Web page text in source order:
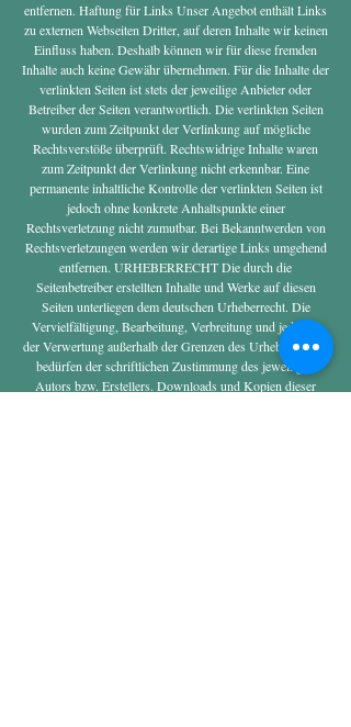
entfernen. Haftung für Links Unser Angebot enthält Links
zu externen Webseiten Dritter, auf deren Inhalte wir keinen
Einfluss haben. Deshalb können wir für diese fremden
Inhalte auch keine Gewähr übernehmen. Für die Inhalte der
verlinkten Seiten ist stets der jeweilige Anbieter oder
Betreiber der Seiten verantwortlich. Die verlinkten Seiten
wurden zum Zeitpunkt der Verlinkung auf mögliche
Rechtsverstöße überprüft. Rechtswidrige Inhalte waren
zum Zeitpunkt der Verlinkung nicht erkennbar. Eine
permanente inhaltliche Kontrolle der verlinkten Seiten ist
jedoch ohne konkrete Anhaltspunkte einer
Rechtsverletzung nicht zumutbar. Bei Bekanntwerden von
Rechtsverletzungen werden wir derartige Links umgehend
entfernen. URHEBERRECHT Die durch die
Seitenbetreiber erstellten Inhalte und Werke auf diesen
Seiten unterliegen dem deutschen Urheberrecht. Die
Vervielfältigung, Bearbeitung, Verbreitung und jede Art
der Verwertung außerhalb der Grenzen des Urheberrechtes
bedürfen der schriftlichen Zustimmung des jeweiligen
Autors bzw. Erstellers. Downloads und Kopien dieser